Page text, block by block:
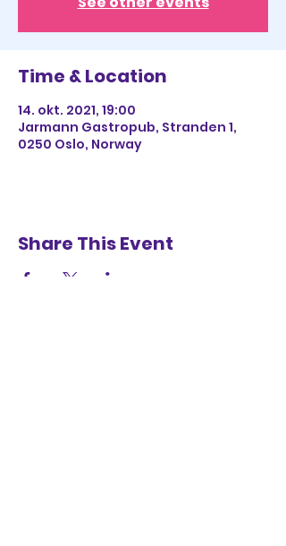
Time & Location
14. okt. 2021, 19:00
Jarmann Gastropub, Stranden 1,
0250 Oslo, Norway
Share This Event